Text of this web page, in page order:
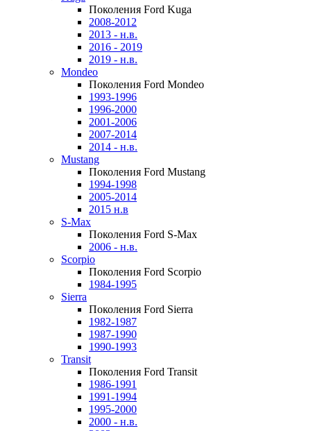
Поколения Ford Kuga
2008-2012
2013 - н.в.
2016 - 2019
2019 - н.в.
Mondeo
Поколения Ford Mondeo
1993-1996
1996-2000
2001-2006
2007-2014
2014 - н.в.
Mustang
Поколения Ford Mustang
1994-1998
2005-2014
2015 н.в
S-Max
Поколения Ford S-Max
2006 - н.в.
Scorpio
Поколения Ford Scorpio
1984-1995
Sierra
Поколения Ford Sierra
1982-1987
1987-1990
1990-1993
Transit
Поколения Ford Transit
1986-1991
1991-1994
1995-2000
2000 - н.в.